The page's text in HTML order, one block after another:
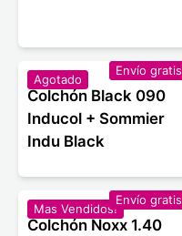
Agotado
Envío gratis
Colchón Black 090
Inducol + Sommier
Indu Black
Mas Vendidos!
Envío gratis
Colchón Noxx 1.40